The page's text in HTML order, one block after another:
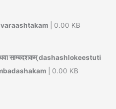
| 0.00 KB
अथवा साम्बदशकम् dashashlokeestuti
| 0.00 KB